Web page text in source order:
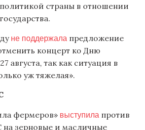
страны в отношении
не поддержала предложение
концерт ко Дню
августа, так как ситуация в
уж тяжелая».
фермеров» выступила против
зерновые и масличные